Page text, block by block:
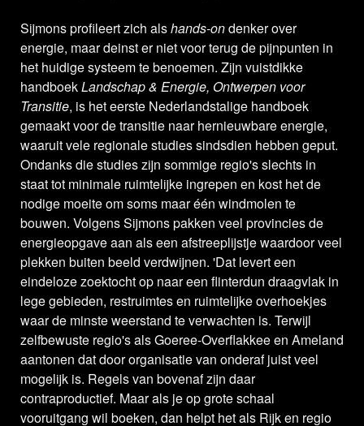
Sijmons profileert zich alshands-ondenker over
energie, maar deinst er niet voor terug de pijnpunten in
het huidige systeem te benoemen. Zijn vuistdikke
handboekLandschap & Energie, Ontwerpen voor
Transitie, is het eerste Nederlandstalige handboek
gemaakt voor de transitie naar hernieuwbare energie,
waaruit vele regionale studies sindsdien hebben geput.
Ondanks die studies zijn sommige regio's slechts in
staat tot minimale ruimtelijke ingrepen en kost het de
nodige moeite om soms maar één windmolen te
bouwen. Volgens Sijmons pakken veel provincies de
energieopgave aan als een afstreeplijstje waardoor veel
plekken buiten beeld verdwijnen. 'Dat levert een
eindeloze zoektocht op naar een flinterdun draagvlak in
lege gebieden, restruimtes en ruimtelijke overhoekjes
waar de minste weerstand te verwachten is. Terwijl
zelfbewuste regio's als Goeree-Overflakkee en Ameland
aantonen dat door organisatie van onderaf juist veel
mogelijk is. Regels van bovenaf zijn daar
contraproductief. Maar als je op grote schaal
vooruitgang wil boeken, dan helpt het als Rijk en regio